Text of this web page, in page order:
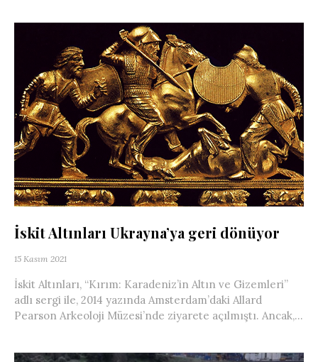
İskit Altınları Ukrayna’ya geri dönüyor
15 Kasım 2021
İskit Altınları, “Kırım: Karadeniz’in Altın ve Gizemleri”
adlı sergi ile, 2014 yazında Amsterdam’daki Allard
Pearson Arkeoloji Müzesi’nde ziyarete açılmıştı. Ancak,...